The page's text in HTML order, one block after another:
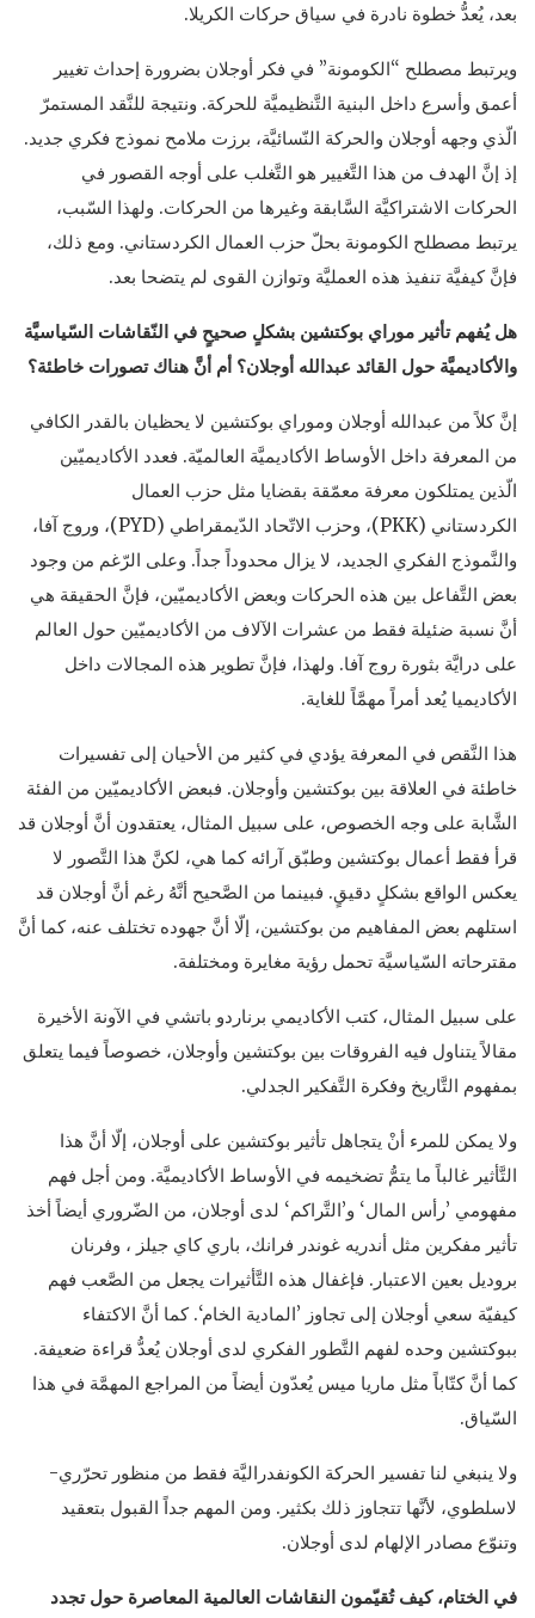
بعد، يُعدُّ خطوة نادرة في سياق حركات الكريلا.
ويرتبط مصطلح “الكومونة” في فكر أوجلان بضرورة إحداث تغيير
أعمق وأسرع داخل البنية التَّنظيميَّة للحركة. ونتيجة للنَّقد المستمرّ
الّذي وجهه أوجلان والحركة النّسائيَّة، برزت ملامح نموذج فكري جديد.
إذ إنَّ الهدف من هذا التَّغيير هو التَّغلب على أوجه القصور في
الحركات الاشتراكيَّة السَّابقة وغيرها من الحركات. ولهذا السّبب،
يرتبط مصطلح الكومونة بحلّ حزب العمال الكردستاني. ومع ذلك،
فإنَّ كيفيَّة تنفيذ هذه العمليَّة وتوازن القوى لم يتضحا بعد.
هل يُفهم تأثير موراي بوكتشين بشكلٍ صحيحٍ في النّقاشات السّياسيَّة
والأكاديميَّة حول القائد عبدالله أوجلان؟ أم أنَّ هناك تصورات خاطئة؟
إنَّ كلاً من عبدالله أوجلان وموراي بوكتشين لا يحظيان بالقدر الكافي
من المعرفة داخل الأوساط الأكاديميَّة العالميّة. فعدد الأكاديميّين
الّذين يمتلكون معرفة معمّقة بقضايا مثل حزب العمال
الكردستاني (PKK)، وحزب الاتّحاد الدّيمقراطي (PYD)، وروج آفا،
والنَّموذج الفكري الجديد، لا يزال محدوداً جداً. وعلى الرّغم من وجود
بعض التَّفاعل بين هذه الحركات وبعض الأكاديميّين، فإنَّ الحقيقة هي
أنَّ نسبة ضئيلة فقط من عشرات الآلاف من الأكاديميّين حول العالم
على درايَّة بثورة روج آفا. ولهذا، فإنَّ تطوير هذه المجالات داخل
الأكاديميا يُعد أمراً مهمَّاً للغاية.
هذا النَّقص في المعرفة يؤدي في كثير من الأحيان إلى تفسيرات
خاطئة في العلاقة بين بوكتشين وأوجلان. فبعض الأكاديميّين من الفئة
الشَّابة على وجه الخصوص، على سبيل المثال، يعتقدون أنَّ أوجلان قد
قرأ فقط أعمال بوكتشين وطبّق آرائه كما هي، لكنَّ هذا التَّصور لا
يعكس الواقع بشكلٍ دقيقٍ. فبينما من الصَّحيح أنَّهُ رغم أنَّ أوجلان قد
استلهم بعض المفاهيم من بوكتشين، إلّا أنَّ جهوده تختلف عنه، كما أنَّ
مقترحاته السّياسيَّة تحمل رؤية مغايرة ومختلفة.
على سبيل المثال، كتب الأكاديمي برناردو باتشي في الآونة الأخيرة
مقالاً يتناول فيه الفروقات بين بوكتشين وأوجلان، خصوصاً فيما يتعلق
بمفهوم التَّاريخ وفكرة التَّفكير الجدلي.
ولا يمكن للمرء أنْ يتجاهل تأثير بوكتشين على أوجلان، إلّا أنَّ هذا
التَّأثير غالباً ما يتمُّ تضخيمه في الأوساط الأكاديميَّة. ومن أجل فهم
مفهومي ’رأس المال‘ و’التَّراكم‘ لدى أوجلان، من الضّروري أيضاً أخذ
تأثير مفكرين مثل أندريه غوندر فرانك، باري كاي جيلز ، وفرنان
بروديل بعين الاعتبار. فإغفال هذه التَّأثيرات يجعل من الصَّعب فهم
كيفيّة سعي أوجلان إلى تجاوز ’المادية الخام‘. كما أنَّ الاكتفاء
ببوكتشين وحده لفهم التَّطور الفكري لدى أوجلان يُعدُّ قراءة ضعيفة.
كما أنَّ كتّاباً مثل ماريا ميس يُعدّون أيضاً من المراجع المهمَّة في هذا
السّياق.
ولا ينبغي لنا تفسير الحركة الكونفدراليَّة فقط من منظور تحرّري-
لاسلطوي، لأنَّها تتجاوز ذلك بكثير. ومن المهم جداً القبول بتعقيد
وتنوّع مصادر الإلهام لدى أوجلان.
في الختام، كيف تُقيّمون النقاشات العالمية المعاصرة حول تجدد